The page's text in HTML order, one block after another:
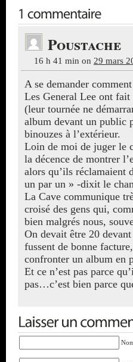
Poustache
16 h 41 min on 29 mars
A se demander
Les General Lee ont
(leur tournée ne
album devant un public
binouzes à l’extérieur.
Loin de moi de juger le
la décence de montrer
alors qu’ils réclamaient
un par un » -dixit le
La Cave communique
croisé des gens qui,
bien malgrés nous,
On devait être 20
fussent de bonne
confronter un album en
Et ce n’est pas parce
pas…c’est bien parce